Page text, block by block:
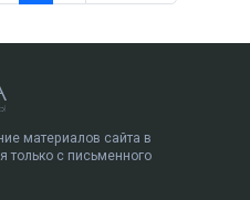
материалов сайта в
только с письменного